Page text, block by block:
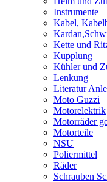
Instrumente
Kabel,
Kette und
Kupplung
Kühler und
Lenkung
Literatur
Moto Guzzi
Motorelektrik
Motorräder
Motorteile
NSU
Poliermittel
Räder
Schrauben